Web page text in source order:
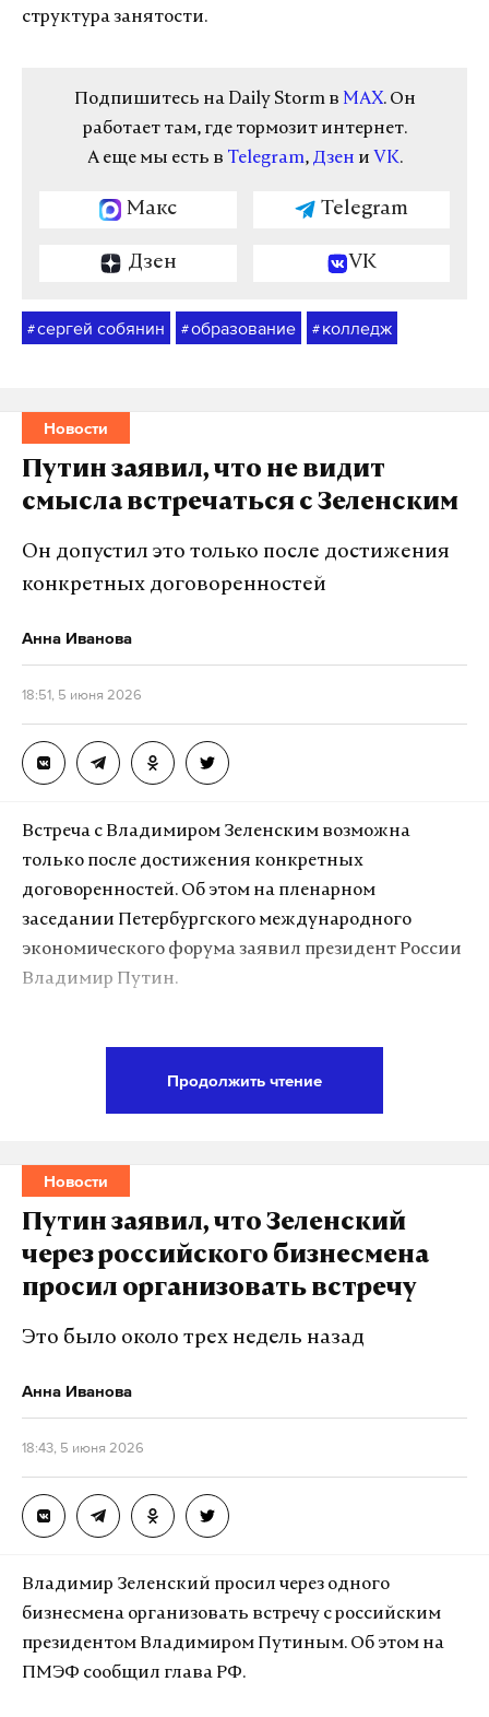
структура занятости.
Подпишитесь на Daily Storm в MAX. Он
работает там, где тормозит интернет.
А еще мы есть в Telegram, Дзен и VK.
Макс Telegram
Дзен VK
#сергей собянин #образование # колледж
Новости
Путин заявил, что не видит
смысла встречаться с Зеленским
Он допустил это только после достижения
конкретных договоренностей
Анна Иванова
18:51, 5 июня 2026
Встреча с Владимиром Зеленским возможна
только после достижения конкретных
договоренностей. Об этом на пленарном
заседании Петербургского международного
экономического форума заявил президент России
Владимир Путин.
соглашения на полгода или три месяца, а
долгосрочные решения на историческую
Президент предложил сначала дать возможность
специалистам выработать определенные
высшем уровне.
Подпишитесь на Daily Storm вMAX. Он
работает там, где тормозит интернет.
А еще мы есть в
Макс Telegram
Дзен VK
Продолжить чтение
Новости
Путин заявил, что Зеленский
через российского бизнесмена
просил организовать встречу
Это было около трех недель назад
Анна Иванова
18:43, 5 июня 2026
Владимир Зеленский просил через одного
бизнесмена организовать встречу с российским
президентом Владимиром Путиным. Об этом на
ПМЭФ сообщил глава РФ.